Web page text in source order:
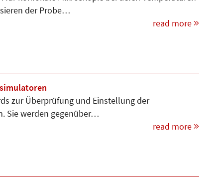
der Probe…
read more
zur Überprüfung und Einstellung der
Sie werden gegenüber…
read more